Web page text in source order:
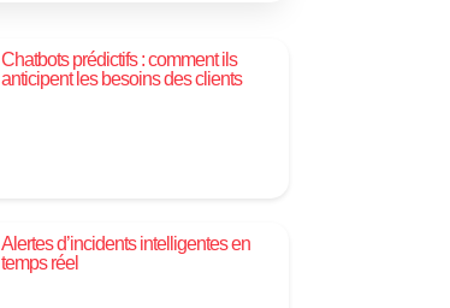
Chatbots prédictifs : comment ils
anticipent les besoins des clients
Alertes d’incidents intelligentes en
temps réel